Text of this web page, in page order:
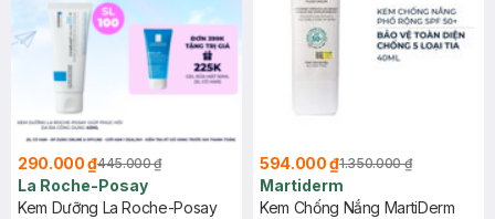
290.000 ₫445.000 ₫
La Roche-Posay
Kem Dưỡng La Roche-Posay
594.000 ₫1.350.000 ₫
Martiderm
Kem Chống Nắng MartiDerm